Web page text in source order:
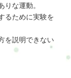
りな運動。
るために実験を
を説明できない